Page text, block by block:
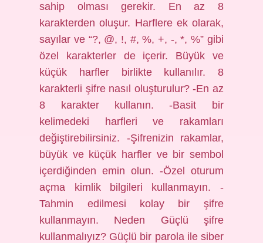
sahip olması gerekir. En az 8
karakterden oluşur. Harflere ek olarak,
sayılar ve “?, @, !, #, %, +, -, *, %” gibi
özel karakterler de içerir. Büyük ve
küçük harfler birlikte kullanılır. 8
karakterli şifre nasıl oluşturulur? -En az
8 karakter kullanın. -Basit bir
kelimedeki harfleri ve rakamları
değiştirebilirsiniz. -Şifrenizin rakamlar,
büyük ve küçük harfler ve bir sembol
içerdiğinden emin olun. -Özel oturum
açma kimlik bilgileri kullanmayın. -
Tahmin edilmesi kolay bir şifre
kullanmayın. Neden Güçlü şifre
kullanmalıyız? Güçlü bir parola ile siber